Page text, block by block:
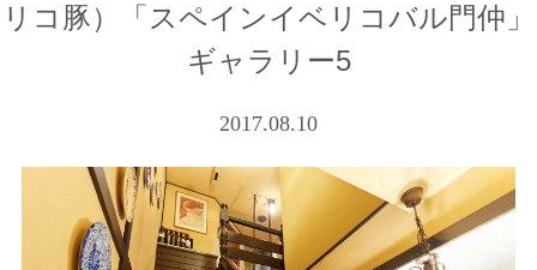
リコ豚）「スペインイベリコバル門仲」
ギャラリー5
2017.08.10